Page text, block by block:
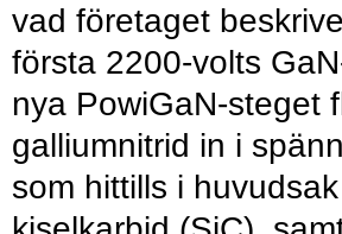
vad företaget
första 2200-volts
nya PowiGaN-steget
galliumnitrid in i
som hittills i